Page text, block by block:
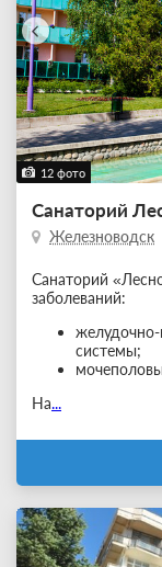
12 фото
Санаторий
Железноводск
Санаторий
заболеваний:
желудочно-
системы;
На...